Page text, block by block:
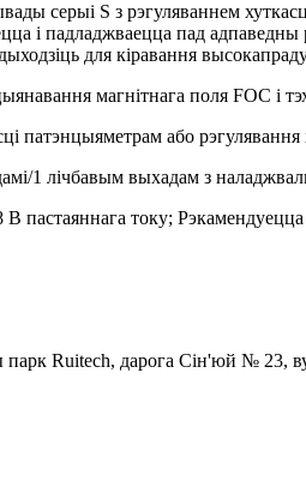
серыі S з рэгуляваннем
і падладжваецца пад
для кіравання
магнітнага поля FOC і
патэнцыяметрам або
1 лічбавым выхадам з
пастаяннага току;
Ruitech, дарога Сін'юй № 23,